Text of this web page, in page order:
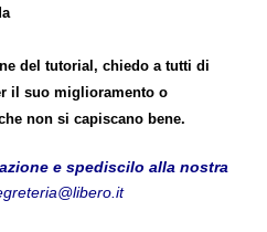
del tutorial, chiedo a tutti di
il suo miglioramento o
non si capiscano bene.
e spediscilo alla nostra